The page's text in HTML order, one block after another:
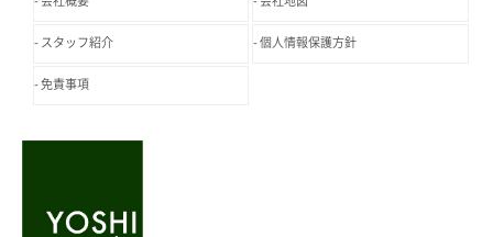
スタッフ紹介 個人情報保護方針
免責事項